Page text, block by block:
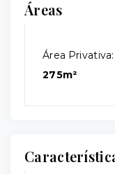
Áreas
Área Privativa:
275m²